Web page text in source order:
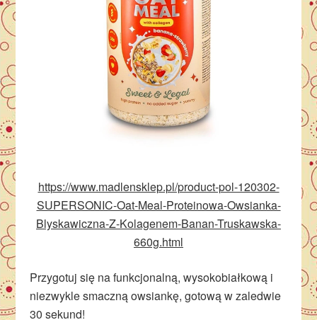
https://www.madlensklep.pl/product-pol-120302-
SUPERSONIC-Oat-Meal-Proteinowa-Owsianka-
Blyskawiczna-Z-Kolagenem-Banan-Truskawska-
660g.html
Przygotuj się na funkcjonalną, wysokobiałkową i
niezwykle smaczną owsiankę, gotową w zaledwie
30 sekund!